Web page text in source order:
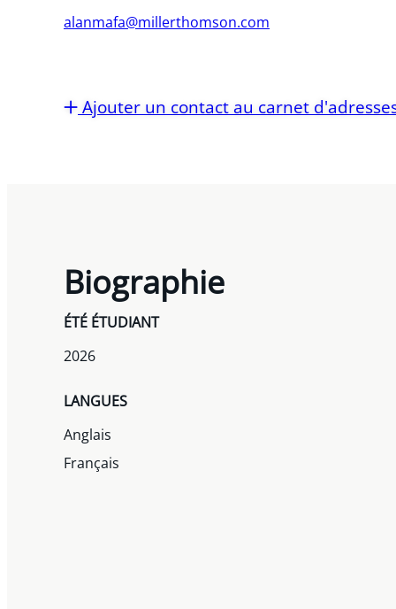
alanmafa@millerthomson.com
Ajouter un contact au carnet
Biographie
ÉTÉ ÉTUDIANT
2026
LANGUES
Anglais
Français